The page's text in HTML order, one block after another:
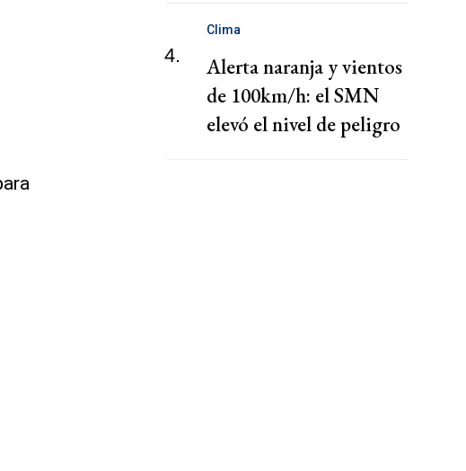
4.
Clima
Alerta naranja y vientos
de 100km/h: el SMN
elevó el nivel de peligro